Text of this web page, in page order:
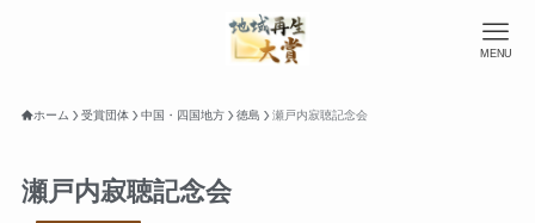
MENU
ホーム 受賞団体 中国・四国地方 徳島 瀬戸内寂聴記念会
瀬戸内寂聴記念会